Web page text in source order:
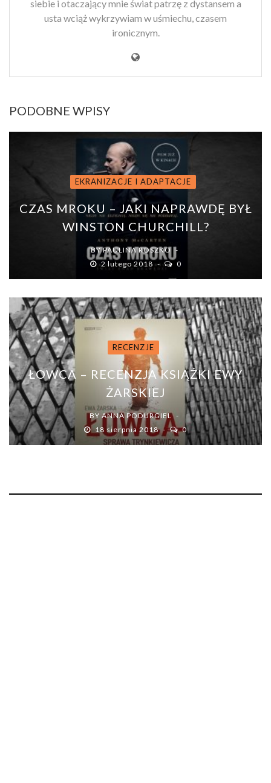
siebie i otaczający mnie świat patrzę z dystansem a
usta wciąż wykrzywiam w uśmiechu, czasem
ironicznym.
PODOBNE WPISY
EKRANIZACJE I ADAPTACJE
CZAS MROKU – JAKI NAPRAWDĘ BYŁ
WINSTON CHURCHILL?
BYPAULINA ROSZKO
2 lutego 2018
0
RECENZJE
ŁOWCA – RECENZJA KSIĄŻKI EWY
ŻARSKIEJ
BY ANNA PODURGIEL
18 sierpnia 2018
0